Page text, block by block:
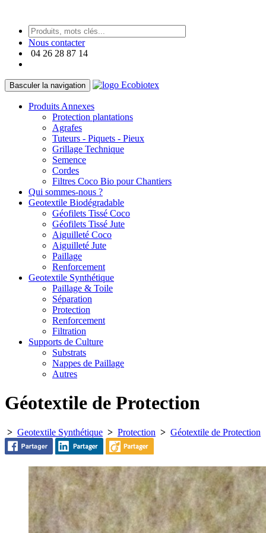
Nous contacter
04 26 28 87 14
Basculer la navigation
Produits Annexes
Protection plantations
Agrafes
Tuteurs - Piquets - Pieux
Grillage Technique
Semence
Cordes
Filtres Coco Bio pour Chantiers
Qui sommes-nous ?
Geotextile Biodégradable
Géofilets Tissé Coco
Géofilets Tissé Jute
Aiguilleté Coco
Aiguilleté Jute
Paillage
Renforcement
Geotextile Synthétique
Paillage & Toile
Séparation
Protection
Renforcement
Filtration
Supports de Culture
Substrats
Nappes de Paillage
Autres
Géotextile de Protection
> Geotextile Synthétique > Protection > Géotextile de Protection